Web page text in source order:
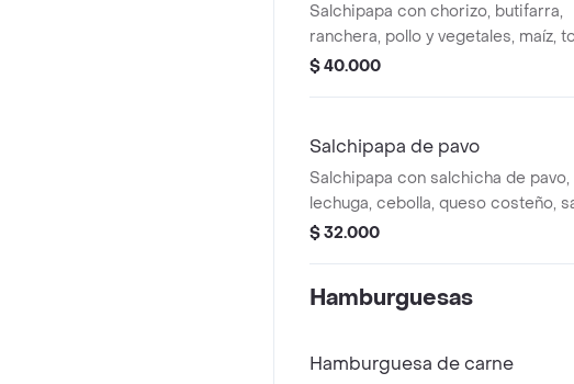
Salchipapa con chorizo, butifarra,
ranchera, pollo y vegetales, maíz,
lechuga, queso costeño, salsa de la
$ 40.000
Salchipapa de pavo
Salchipapa con salchicha de pavo,
lechuga, cebolla, queso costeño,
la casa y tártara.
$ 32.000
Hamburguesas
Hamburguesa de carne